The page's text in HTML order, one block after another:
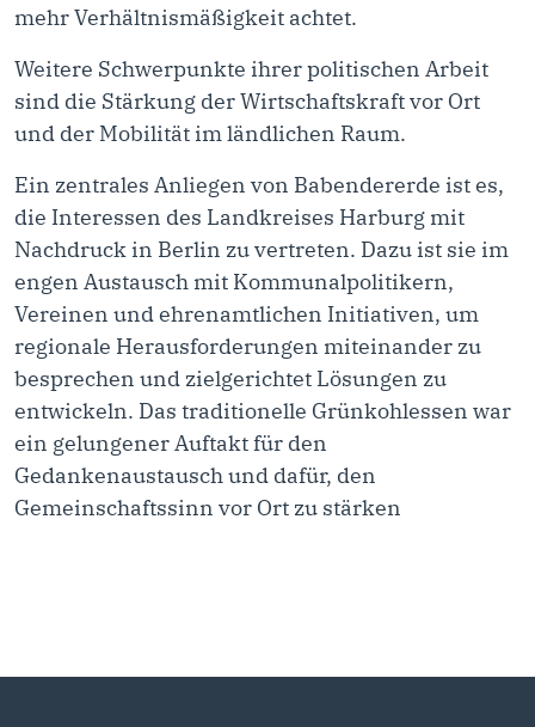
mehr Verhältnismäßigkeit achtet.
Weitere Schwerpunkte ihrer politischen Arbeit
sind die Stärkung der Wirtschaftskraft vor Ort
und der Mobilität im ländlichen Raum.
Ein zentrales Anliegen von Babendererde ist es,
die Interessen des Landkreises Harburg mit
Nachdruck in Berlin zu vertreten. Dazu ist sie im
engen Austausch mit Kommunalpolitikern,
Vereinen und ehrenamtlichen Initiativen, um
regionale Herausforderungen miteinander zu
besprechen und zielgerichtet Lösungen zu
entwickeln. Das traditionelle Grünkohlessen war
ein gelungener Auftakt für den
Gedankenaustausch und dafür, den
Gemeinschaftssinn vor Ort zu stärken